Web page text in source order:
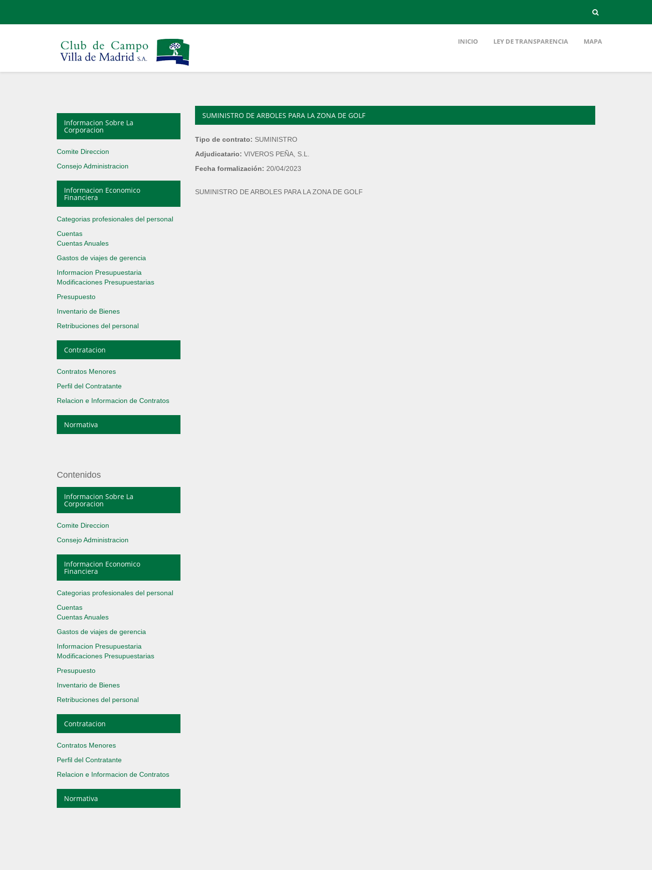
INICIO LEY DE TRANSPARENCIA MAPA
Informacion Sobre La
Corporacion
Comite Direccion
Consejo Administracion
Informacion Economico
Financiera
Categorias profesionales del personal
Cuentas
Cuentas Anuales
Gastos de viajes de gerencia
Informacion Presupuestaria
Modificaciones Presupuestarias
Presupuesto
Inventario de Bienes
Retribuciones del personal
Contratacion
Contratos Menores
Perfil del Contratante
Relacion e Informacion de Contratos
Normativa
Contenidos
Informacion Sobre La
Corporacion
Comite Direccion
Consejo Administracion
Informacion Economico
Financiera
Categorias profesionales del personal
Cuentas
Cuentas Anuales
Gastos de viajes de gerencia
Informacion Presupuestaria
Modificaciones Presupuestarias
Presupuesto
Inventario de Bienes
Retribuciones del personal
Contratacion
Contratos Menores
Perfil del Contratante
Relacion e Informacion de Contratos
Normativa
SUMINISTRO DE ARBOLES PARA LA ZONA DE GOLF
Tipo de contrato: SUMINISTRO
Adjudicatario: VIVEROS PEÑA, S.L.
Fecha formalización: 20/04/2023
SUMINISTRO DE ARBOLES PARA LA ZONA DE GOLF